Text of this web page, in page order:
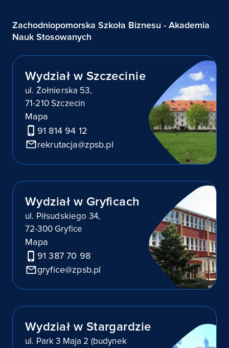
Zachodniopomorska Szkoła Biznesu - Akademia
Nauk Stosowanych
Wydział w Szczecinie
ul. Żołnierska 53,
71-210 Szczecin
Mapa
91 814 94 12
rekrutacja@zpsb.pl
Wydział w Gryficach
ul. Piłsudskiego 34,
72-300 Gryfice
Mapa
91 387 70 98
gryfice@zpsb.pl
Wydział w Stargardzie
ul. Park 3 Maja 2 (budynek